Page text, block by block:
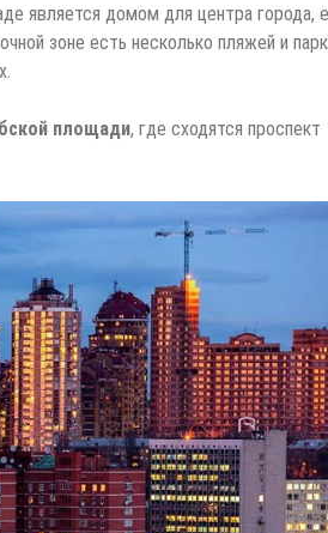
является домом для центра города,
зоне есть несколько пляжей и
площади, где сходятся проспект